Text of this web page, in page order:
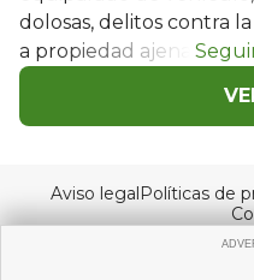
dolosas, delitos contra
a propiedad ajena.
Aviso legalPolíticas de